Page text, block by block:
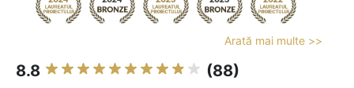
Arată mai multe >>
8.8 (88)